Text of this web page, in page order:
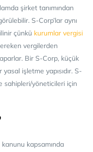
şirket tanımından
S-Corp’lar aynı
çünkü kurumlar vergisi
vergilerden
Bir S-Corp, küçük
işletme yapısıdır. S-
sahipleri/yöneticileri için
kapsamında